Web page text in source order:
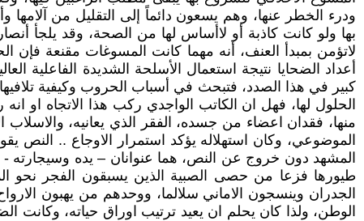
ودرء الخطر عنها، وهم يسعون دائماً إلى التقليل من
بها ولو كانت كاذبة أو لاأساس لها من الصحة، وقد يلجأ
لاتؤمن بمبدأ العنف، أنه مهما كانت المسوغات مقنعة فإن
أعداد الضحايا نتيجة استعمال الأسلحة الشديدة الفاعلية
كبير في هذا الصدد، فتبحث في أسباب الحروب وكيفية
الحلول لها، فهل ان الكاتب الواجدي ركب هذا الاتجاه او
منها، فقدان اعضاء من جسده، الفقر الذي يعانيه،
الموضوعي، وكان استهلاله يؤكد استمرار الاوجاع .. النص
المشهد دون خروج عن النص، هما عنوانان – يده وسيجارته -
طيورها فزعا من حصى الصبية الذين يسبقون الفجر نحو
الجدران وينسجون الاماني سلالما، ووحدهم من يهبون
الوطن، ولذا كان يحلم ان يعيد ترتيب اوراق حياته، وكانت